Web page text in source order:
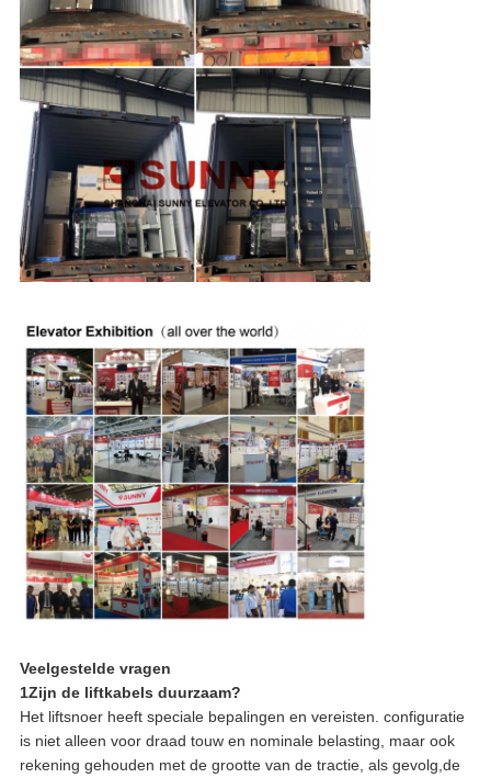
Veelgestelde vragen
1Zijn de liftkabels duurzaam?
Het liftsnoer heeft speciale bepalingen en vereisten. configuratie
is niet alleen voor draad touw en nominale belasting, maar ook
rekening gehouden met de grootte van de tractie, als gevolg,de